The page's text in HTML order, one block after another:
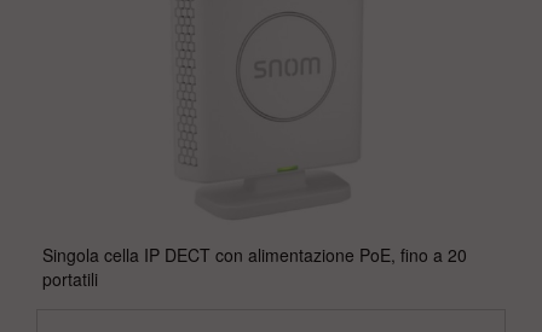
Singola cella IP DECT con alimentazione PoE, fino a 20
portatili